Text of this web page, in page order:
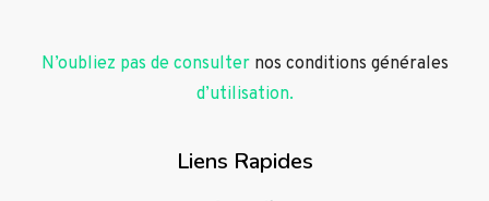
N’oubliez pas de consulter nos conditions générales
d’utilisation.
Liens Rapides